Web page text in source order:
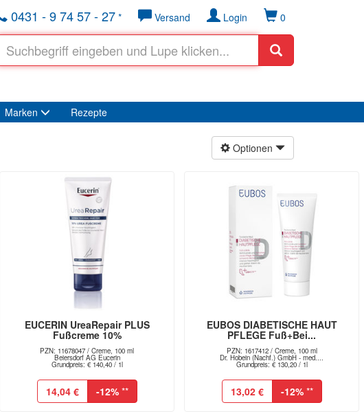
0
Login
Versand
0431 - 9 74 57 - 27 *
Marken Rezepte
Optionen
EUCERIN UreaRepair PLUS
Fußcreme 10%
PZN: 11678047 / Creme, 100 ml
Beiersdorf AG Eucerin
Grundpreis: € 140,40 / 1l
14,04 € -12%**
EUBOS DIABETISCHE HAUT
PFLEGE Fuß+Bei...
PZN: 1617412 / Creme, 100 ml
Dr. Hobein (Nachf.) GmbH - med....
Grundpreis: € 130,20 / 1l
13,02 € -12%**